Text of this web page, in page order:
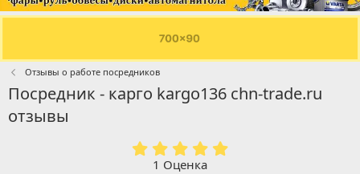
Отзывы о работе посредников
Посредник - карго kargo136 chn-trade.ru
отзывы
1 Оценка